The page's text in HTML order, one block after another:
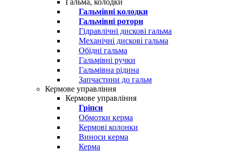
Гальма, колодки
Гальмівні колодки
Гальмівні ротори
Гідравлічні дискові гальма
Механічні дискові гальма
Обідні гальма
Гальмівні ручки
Гальмівна рідина
Запчастини до гальм
Кермове управління
Кермове управління
Гріпси
Обмотки керма
Кермові колонки
Виноси керма
Керма